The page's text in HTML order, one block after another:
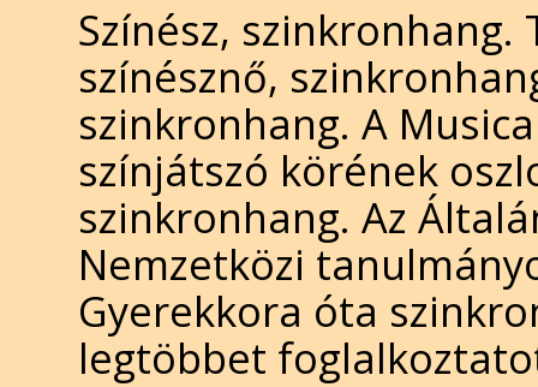
Színész,
színésznő,
szinkronhang. A
színjátszó körének
szinkronhang. Az
Nemzetközi
Gyerekkora óta
legtöbbet